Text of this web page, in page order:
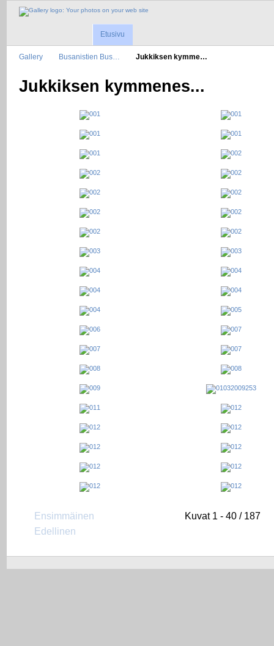
Etusivu
Gallery Busanistien Bus… Jukkiksen kymme…
Jukkiksen kymmenes...
Ensimmäinen
Edellinen
Kuvat 1 - 40 / 187